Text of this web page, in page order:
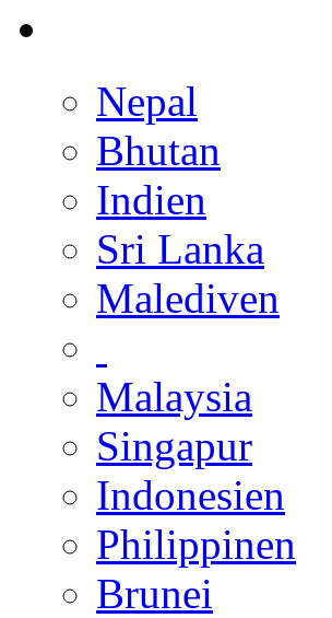
Nepal
Bhutan
Indien
Sri Lanka
Malediven
Malaysia
Singapur
Indonesien
Philippinen
Brunei